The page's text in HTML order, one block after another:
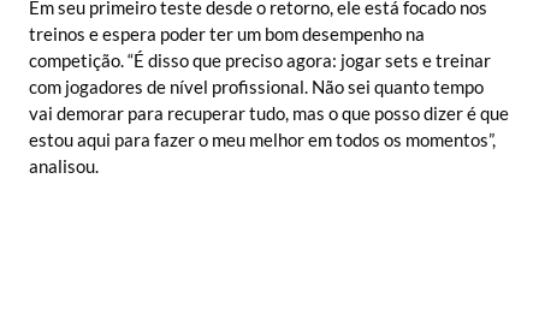
Em seu primeiro teste desde o retorno, ele está focado nos
treinos e espera poder ter um bom desempenho na
competição. “É disso que preciso agora: jogar sets e treinar
com jogadores de nível profissional. Não sei quanto tempo
vai demorar para recuperar tudo, mas o que posso dizer é que
estou aqui para fazer o meu melhor em todos os momentos”,
analisou.